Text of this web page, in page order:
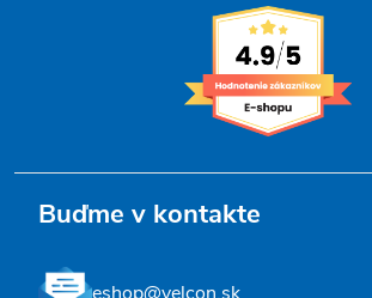
Buďme v kontakte